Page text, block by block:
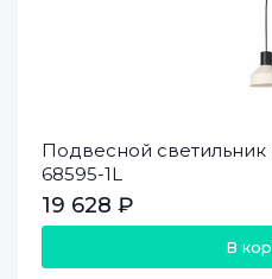
Подвесной
68595-1L
19 628 ₽
В